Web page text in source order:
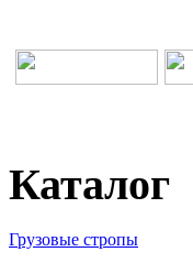
Каталог
Грузовые стропы